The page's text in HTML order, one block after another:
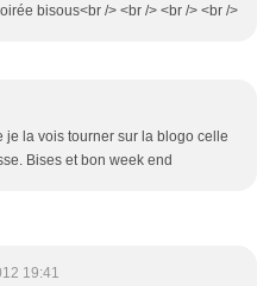
bisous<br /> <br /> <br /> <br />
je la vois tourner sur la blogo celle
Bises et bon week end
19:41